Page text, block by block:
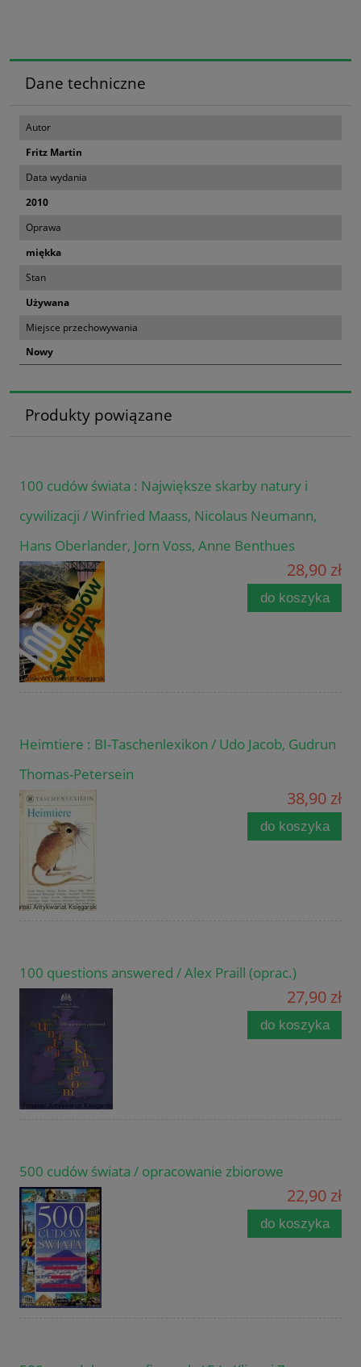
Dane techniczne
Autor
Fritz Martin
Data wydania
2010
Oprawa
miękka
Stan
Używana
Miejsce przechowywania
Nowy
Produkty powiązane
100 cudów świata : Największe skarby natury i
cywilizacji / Winfried Maass, Nicolaus Neumann,
Hans Oberlander, Jorn Voss, Anne Benthues
28,90 zł
do koszyka
Heimtiere : BI-Taschenlexikon / Udo Jacob, Gudrun
Thomas-Petersein
38,90 zł
do koszyka
100 questions answered / Alex Praill (oprac.)
27,90 zł
do koszyka
500 cudów świata / opracowanie zbiorowe
22,90 zł
do koszyka